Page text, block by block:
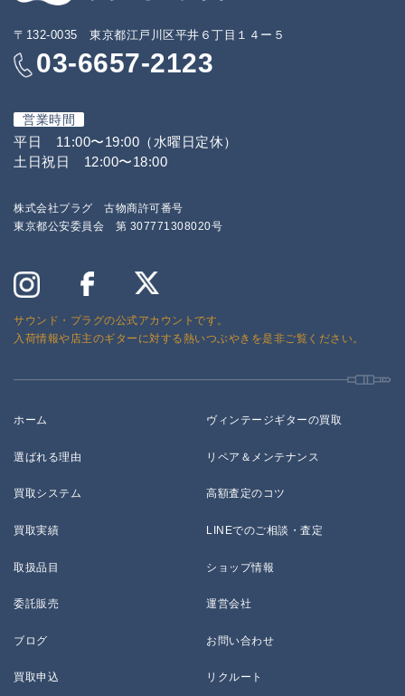
〒132-0035 東京都江戸川区平井６丁目１４ー５
03-6657-2123
営業時間
平日 11:00〜19:00（水曜日定休）
土日祝日 12:00〜18:00
株式会社プラグ 古物商許可番号
東京都公安委員会 第 307771308020号
サウンド・プラグの公式アカウントです。
入荷情報や店主のギターに対する熱いつぶやきを是非ご覧ください。
ホーム
選ばれる理由
買取システム
買取実績
取扱品目
委託販売
ブログ
買取申込
ヴィンテージギターの買取
リペア＆メンテナンス
高額査定のコツ
LINEでのご相談・査定
ショップ情報
運営会社
お問い合わせ
リクルート